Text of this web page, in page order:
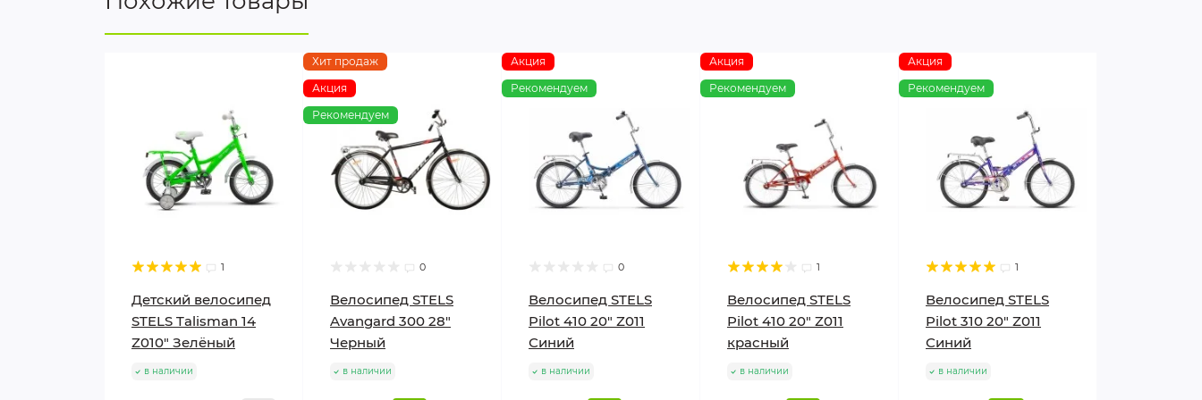
1
Детский велосипед
STELS Talisman 14
Z010" Зелёный
в наличии
Хит продаж
Акция
Рекомендуем
0
Велосипед STELS
Avangard 300 28"
Черный
в наличии
Акция
Рекомендуем
0
Велосипед STELS
Pilot 410 20" Z011
Синий
в наличии
Акция
Рекомендуем
1
Велосипед STELS
Pilot 410 20" Z011
красный
в наличии
Акция
Рекомендуем
1
Велосипед STELS
Pilot 310 20" Z011
Синий
в наличии